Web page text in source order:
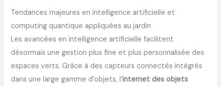
Tendances majeures en intelligence artificielle et
computing quantique appliquées au jardin
Les avancées en intelligence artificielle facilitent
désormais une gestion plus fine et plus personnalisée des
espaces verts. Grâce à des capteurs connectés intégrés
dans une large gamme d’objets, l’internet des objets